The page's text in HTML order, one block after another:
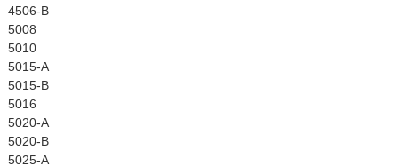
4506-B
5008
5010
5015-A
5015-B
5016
5020-A
5020-B
5025-A